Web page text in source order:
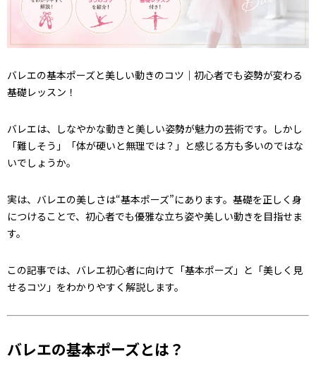
バレエの基本ポーズと美しい動きのコツ｜初心者でも姿勢が変わる
基礎レッスン！
バレエは、しなやかな動きと美しい姿勢が魅力の芸術です。しかし
「難しそう」「体が硬いと無理では？」と感じる方も多いのではな
いでしょうか。
実は、バレエの美しさは“基本ポーズ”にあります。基礎を正しく身
につけることで、初心者でも優雅な立ち姿や美しい動きを目指せま
す。
この記事では、バレエ初心者に向けて「基本ポーズ」と「美しく見
せるコツ」をわかりやすく解説します。
バレエの基本ポーズとは？